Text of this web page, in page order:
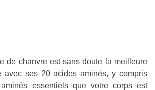
de chanvre est sans doute la meilleure
avec ses 20 acides aminés, y compris
essentiels que votre corps est